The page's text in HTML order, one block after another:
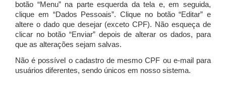
botão “Menu” na parte esquerda da tela e, em seguida,
clique em “Dados Pessoais”. Clique no botão “Editar” e
altere o dado que desejar (exceto CPF). Não esqueça de
clicar no botão “Enviar” depois de alterar os dados, para
que as alterações sejam salvas.
Não é possível o cadastro de mesmo CPF ou e-mail para
usuários diferentes, sendo únicos em nosso sistema.